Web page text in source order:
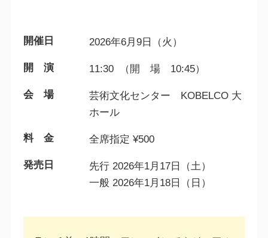
開催日 2026年6月9日（火）
開 演 11:30 （開 場 10:45）
会 場
芸術文化センター KOBELCO 大
ホール
料 金 全席指定 ¥500
発売日
先行 2026年1月17日（土）
一般 2026年1月18日（日）